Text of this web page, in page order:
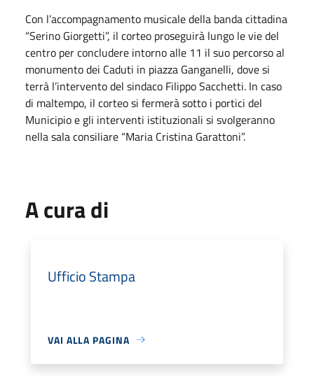
Con l’accompagnamento musicale della banda cittadina
“Serino Giorgetti”, il corteo proseguirà lungo le vie del
centro per concludere intorno alle 11 il suo percorso al
monumento dei Caduti in piazza Ganganelli, dove si
terrà l’intervento del sindaco Filippo Sacchetti. In caso
di maltempo, il corteo si fermerà sotto i portici del
Municipio e gli interventi istituzionali si svolgeranno
nella sala consiliare “Maria Cristina Garattoni”.
A cura di
Ufficio Stampa
VAI ALLA PAGINA